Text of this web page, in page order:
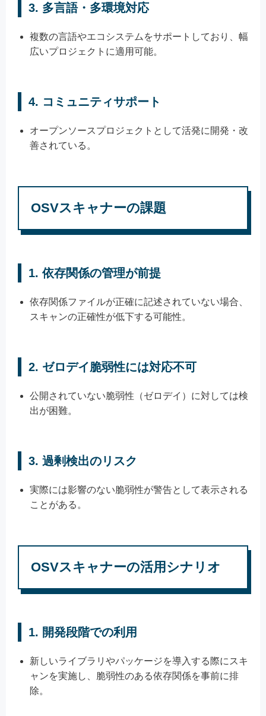
3. 多言語・多環境対応
複数の言語やエコシステムをサポートしており、幅
広いプロジェクトに適用可能。
4. コミュニティサポート
オープンソースプロジェクトとして活発に開発・改
善されている。
OSVスキャナーの課題
1. 依存関係の管理が前提
依存関係ファイルが正確に記述されていない場合、
スキャンの正確性が低下する可能性。
2. ゼロデイ脆弱性には対応不可
公開されていない脆弱性（ゼロデイ）に対しては検
出が困難。
3. 過剰検出のリスク
実際には影響のない脆弱性が警告として表示される
ことがある。
OSVスキャナーの活用シナリオ
1. 開発段階での利用
新しいライブラリやパッケージを導入する際にスキ
ャンを実施し、脆弱性のある依存関係を事前に排
除。